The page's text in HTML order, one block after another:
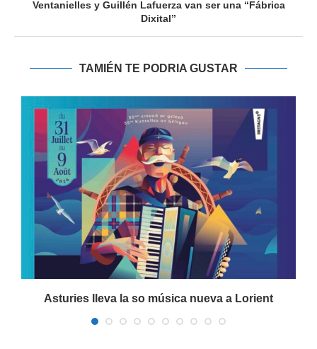
Ventanielles y Guillén Lafuerza van ser una “Fábrica
Dixital”
TAMIÉN TE PODRIA GUSTAR
Asturies lleva la so música nueva a Lorient